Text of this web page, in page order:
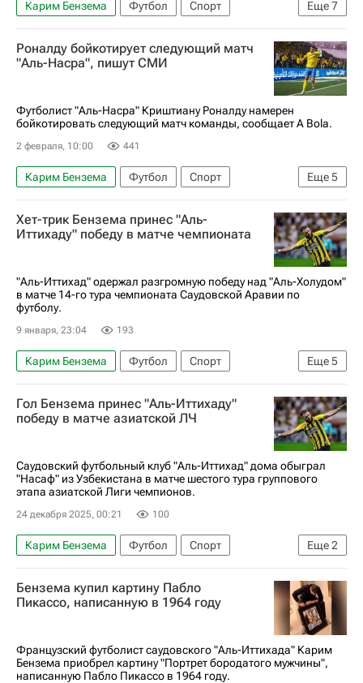
Еще7
Карим Бензема Футбол
Спорт
Испания
Саудовская Аравия
Криштиану Роналду
Аль-Хиляль (Эр-Рияд)
Лига чемпионов УЕФА 2026-2027
Роналду бойкотирует следующий матч
"Аль-Насра", пишут СМИ
Футболист "Аль-Насра" Криштиану Роналду намерен
бойкотировать следующий матч команды, сообщает A Bola.
2 февраля, 10:00 441
Еще5
Карим Бензема Футбол
Спорт
Саудовская Аравия
Криштиану Роналду
Жорже Жезуш
Аль-Хиляль (Эр-Рияд)
Хет-трик Бензема принес "Аль-
Иттихаду" победу в матче чемпионата
"Аль-Иттихад" одержал разгромную победу над "Аль-Холудом"
в матче 14-го тура чемпионата Саудовской Аравии по
футболу.
9 января, 23:04 193
Еще5
Карим Бензема Футбол
Спорт
Сержиу Консейсау
Аль-Холуд
Дамак
Аль-Иттихад
Саудовская Аравия
Гол Бензема принес "Аль-Иттихаду"
победу в матче азиатской ЛЧ
Саудовский футбольный клуб "Аль-Иттихад" дома обыграл
"Насаф" из Узбекистана в матче шестого тура группового
этапа азиатской Лиги чемпионов.
24 декабря 2025, 00:21 100
Еще2
Карим Бензема Футбол
Спорт
Аль-Гарафа
Аль-Иттихад
Бензема купил картину Пабло
Пикассо, написанную в 1964 году
Французский футболист саудовского "Аль-Иттихада" Карим
Бензема приобрел картину "Портрет бородатого мужчины",
написанную Пабло Пикассо в 1964 году.